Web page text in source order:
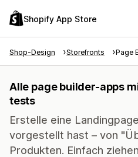
Shopify App Store
Shop-Design Storefronts Page
Alle page builder-apps
tests
Erstelle eine
vorgestellt hast – von
Produkten. Einfach